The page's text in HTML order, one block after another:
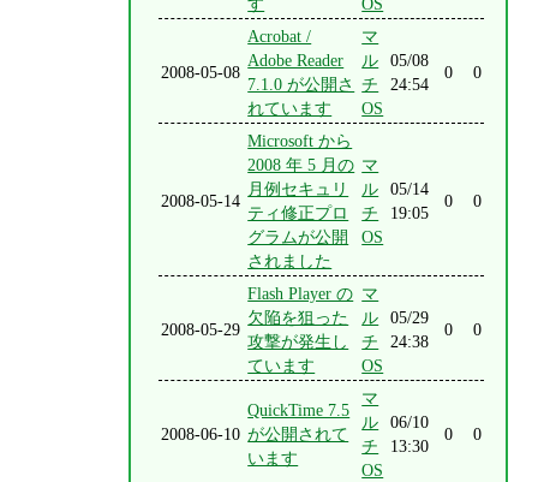
す OS
2008-05-08
Acrobat /
Adobe Reader
7.1.0 が公開さ
れています
マ
ル
チ
OS
05/08
24:54
0 0
2008-05-14
Microsoft から
2008 年 5 月の
月例セキュリ
ティ修正プロ
グラムが公開
されました
マ
ル
チ
OS
05/14
19:05
0 0
2008-05-29
Flash Player の
欠陥を狙った
攻撃が発生し
ています
マ
ル
チ
OS
05/29
24:38
0 0
2008-06-10
QuickTime 7.5
が公開されて
います
マ
ル
チ
OS
06/10
13:30
0 0